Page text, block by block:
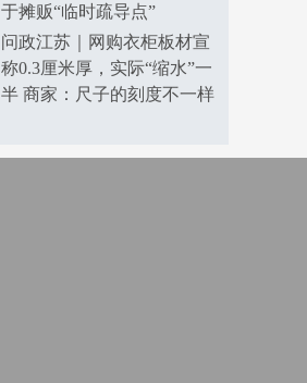
于摊贩“临时疏导点”
问政江苏｜网购衣柜板材宣
称0.3厘米厚，实际“缩水”一
半 商家：尺子的刻度不一样